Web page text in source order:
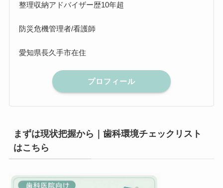
整理収納アドバイザー歴10年超
防災危機管理者/看護師
愛知県長久手市在住
プロフィール
まずは現状把握から｜歯科環境チェックリスト
はこちら